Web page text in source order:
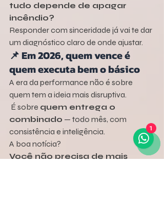
tudo depende de apagar
incêndio?
Responder com sinceridade já vai te dar
um diagnóstico claro de onde ajustar.
📌 Em 2026, quem vence é
quem executa bem o básico
A era da performance não é sobre
quem tem a ideia mais disruptiva.
É sobre quem entrega o
combinado — todo mês, com
consistência e inteligência.
A boa notícia?
Você não precisa de mais
1